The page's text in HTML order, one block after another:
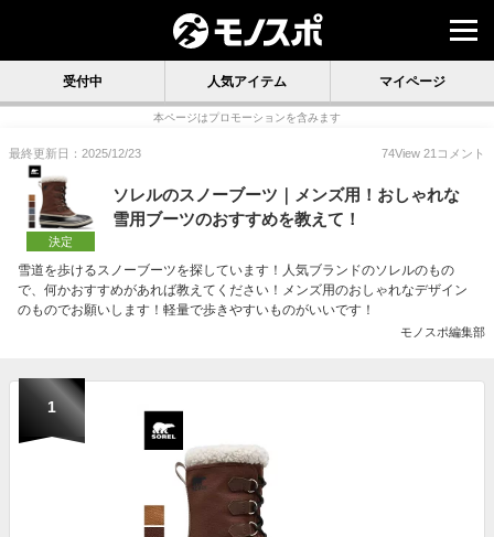
受付中 人気アイテム マイページ
本ページはプロモーションを含みます
最終更新日：2025/12/23 74View 21 コメント
決定
ソレルのスノーブーツ｜メンズ用！おしゃれな
雪用ブーツのおすすめを教えて！
雪道を歩けるスノーブーツを探しています！人気ブランドのソレルのもの
で、何かおすすめがあれば教えてください！メンズ用のおしゃれなデザイン
のものでお願いします！軽量で歩きやすいものがいいです！
モノスポ編集部
1